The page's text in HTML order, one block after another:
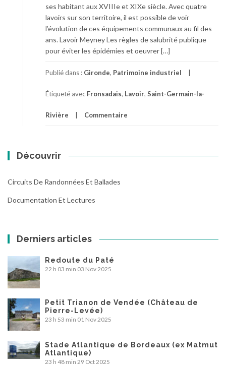
ses habitant aux XVIIIe et XIXe siècle. Avec quatre
lavoirs sur son territoire, il est possible de voir
l’évolution de ces équipements communaux au fil des
ans. Lavoir Meyney Les règles de salubrité publique
pour éviter les épidémies et oeuvrer […]
Publié dans : Gironde, Patrimoine industriel
Étiqueté avec Fronsadais, Lavoir, Saint-Germain-la-
Rivière Commentaire
Découvrir
Circuits De Randonnées Et Ballades
Documentation Et Lectures
Derniers articles
Redoute du Paté
22 h 03 min 03 Nov 2025
Petit Trianon de Vendée (Château de
Pierre-Levée)
23 h 53 min 01 Nov 2025
Stade Atlantique de Bordeaux (ex Matmut
Atlantique)
23 h 48 min 29 Oct 2025